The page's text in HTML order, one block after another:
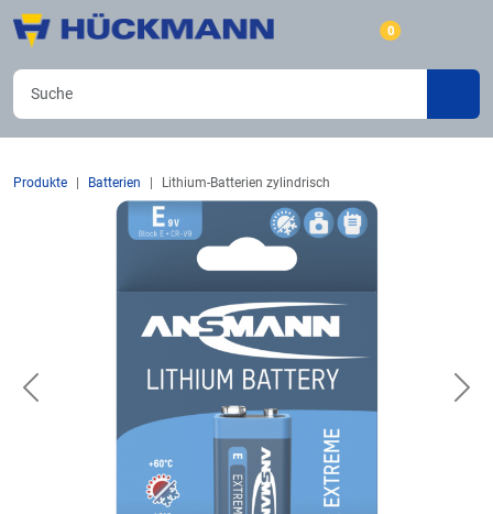
0
Produkte Batterien Lithium-Batterien zylindrisch
Previous